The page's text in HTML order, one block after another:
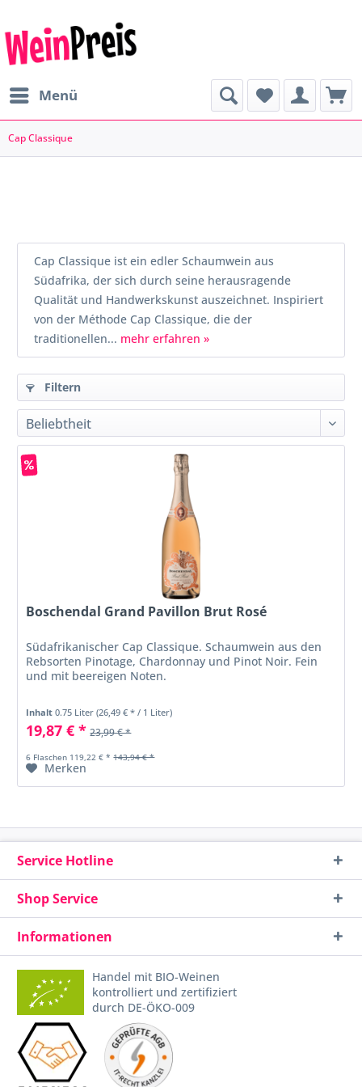
Menü
Cap Classique
Cap Classique ist ein edler Schaumwein aus
Südafrika, der sich durch seine herausragende
Qualität und Handwerkskunst auszeichnet. Inspiriert
von der Méthode Cap Classique, die der
traditionellen... mehr erfahren »
Filtern
Boschendal Grand Pavillon Brut Rosé
Südafrikanischer Cap Classique. Schaumwein aus den
Rebsorten Pinotage, Chardonnay und Pinot Noir. Fein
und mit beereigen Noten.
Inhalt0.75 Liter(26,49 € * / 1 Liter)
19,87 € * 23,99 € *
6 Flaschen 119,22 € * 143,94 € *
Merken
Service Hotline
Shop Service
Informationen
Handel mit BIO-Weinen
kontrolliert und zertifiziert
durch DE-ÖKO-009